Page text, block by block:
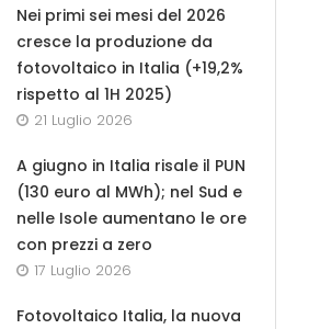
Nei primi sei mesi del 2026
cresce la produzione da
fotovoltaico in Italia (+19,2%
rispetto al 1H 2025)
21 Luglio 2026
A giugno in Italia risale il PUN
(130 euro al MWh); nel Sud e
nelle Isole aumentano le ore
con prezzi a zero
17 Luglio 2026
Fotovoltaico Italia, la nuova